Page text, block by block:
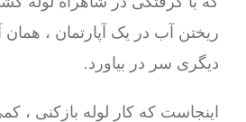
ریختن آب در یک آپارتمان ، همان
دیگری سر در بیاورد.
اینجاست که کار لوله بازکنی